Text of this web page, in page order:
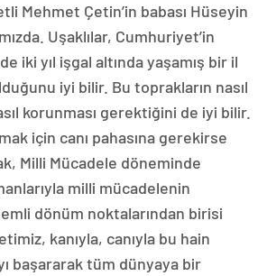
Mehmet Çetin’in babası Hüseyin
Uşaklılar, Cumhuriyet’in
iki yıl işgal altında yaşamış bir il
iyi bilir. Bu toprakların nasıl
korunması gerektiğini de iyi bilir.
için canı pahasına gerekirse
Milli Mücadele döneminde
milli mücadelenin
dönüm noktalarından birisi
kanıyla, canıyla bu hain
başararak tüm dünyaya bir